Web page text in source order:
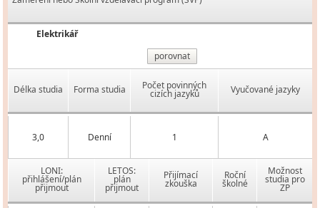
Elektrikář
porovnat
Délka studia Forma studia Počet povinných
cizích jazyků Vyučované jazyky
3,0 Denní 1 A
LONI:
přihlášení/plán
přijmout
LETOS:
plán
přijmout
Přijímací
zkouška
Roční
školné
Možnost
studia pro
ZP